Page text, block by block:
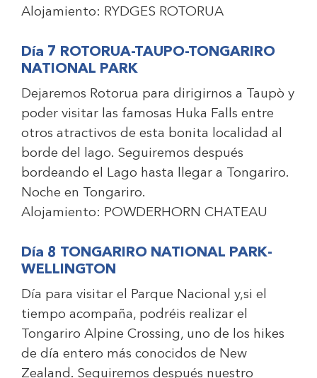
Alojamiento: RYDGES ROTORUA
Día 7 ROTORUA-TAUPO-TONGARIRO
NATIONAL PARK
Dejaremos Rotorua para dirigirnos a Taupò y
poder visitar las famosas Huka Falls entre
otros atractivos de esta bonita localidad al
borde del lago. Seguiremos después
bordeando el Lago hasta llegar a Tongariro.
Noche en Tongariro.
Alojamiento: POWDERHORN CHATEAU
Día 8 TONGARIRO NATIONAL PARK-
WELLINGTON
Día para visitar el Parque Nacional y,si el
tiempo acompaña, podréis realizar el
Tongariro Alpine Crossing, uno de los hikes
de día entero más conocidos de New
Zealand. Seguiremos después nuestro